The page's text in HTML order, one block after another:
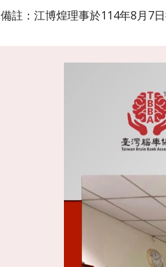
備註：江博煌理事於114年8月7